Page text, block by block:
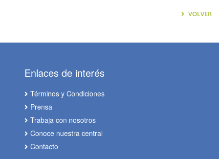
VOLVER
Enlaces de interés
Términos y Condiciones
Prensa
Trabaja con nosotros
Conoce nuestra central
Contacto